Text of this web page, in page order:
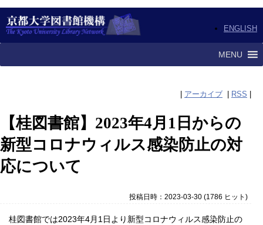
ENGLISH
MENU
アーカイブ RSS
【桂図書館】2023年4月1日からの
新型コロナウィルス感染防止の対
応について
投稿日時：2023-03-30(1786 ヒット )
桂図書館では2023年4月1日より新型コロナウィルス感染防止の